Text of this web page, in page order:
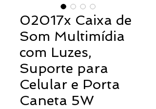
02017x Caixa de
Som Multimídia
com Luzes,
Suporte para
Celular e Porta
Caneta 5W